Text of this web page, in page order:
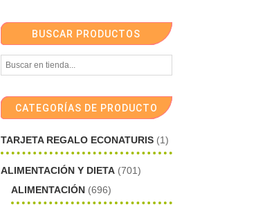
BUSCAR PRODUCTOS
CATEGORÍAS DE PRODUCTO
TARJETA REGALO ECONATURIS (1)
ALIMENTACIÓN Y DIETA (701)
ALIMENTACIÓN (696)